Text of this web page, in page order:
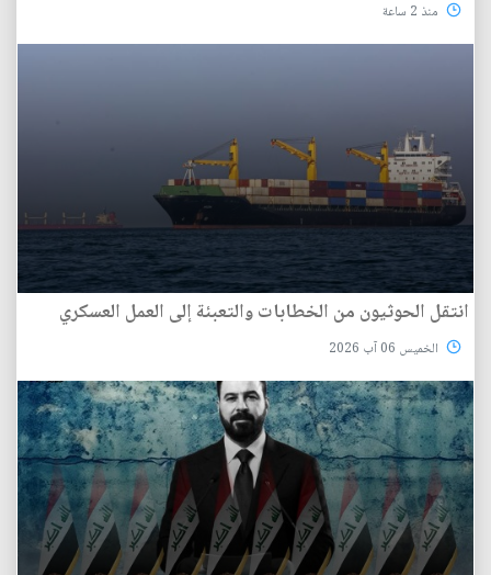
منذ 2 ساعة
انتقل الحوثيون من الخطابات والتعبئة إلى العمل العسكري
الخميس 06 آب 2026